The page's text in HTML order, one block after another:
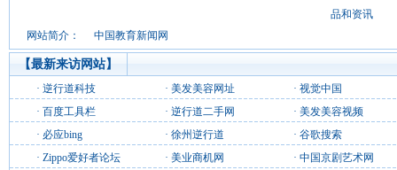
品和资讯
网站简介：
中国教育新闻网
【最新来访网站】
· 逆行道科技 · 美发美容网址 · 视觉中国
· 百度工具栏 · 逆行道二手网 · 美发美容视频
· 必应bing · 徐州逆行道 · 谷歌搜索
· Zippo爱好者论坛 · 美业商机网 · 中国京剧艺术网